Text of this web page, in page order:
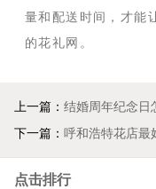
量和配送时间，才能
的花礼网。
上一篇： 结婚周年纪念日
下一篇： 呼和浩特花店最
点击排行